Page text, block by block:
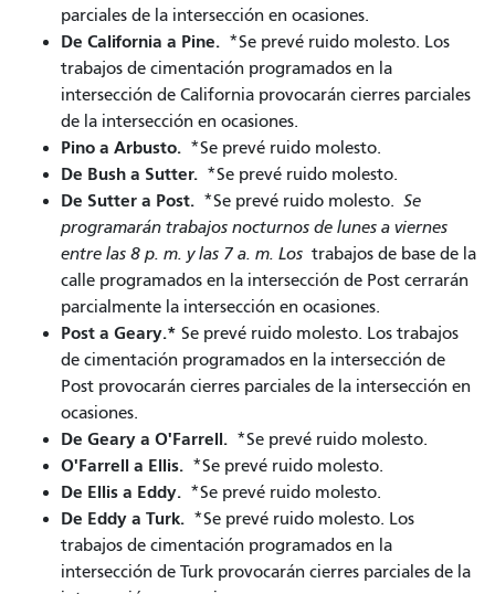
parciales de la intersección en ocasiones.
De California a Pine. *Se prevé ruido molesto. Los
trabajos de cimentación programados en la
intersección de California provocarán cierres parciales
de la intersección en ocasiones.
Pino a Arbusto. *Se prevé ruido molesto.
De Bush a Sutter. *Se prevé ruido molesto.
De Sutter a Post. *Se prevé ruido molesto. Se
programarán trabajos nocturnos de lunes a viernes
entre las 8 p. m. y las 7 a. m. Los trabajos de base de la
calle programados en la intersección de Post cerrarán
parcialmente la intersección en ocasiones.
Post a Geary.* Se prevé ruido molesto. Los trabajos
de cimentación programados en la intersección de
Post provocarán cierres parciales de la intersección en
ocasiones.
De Geary a O'Farrell. *Se prevé ruido molesto.
O'Farrell a Ellis. *Se prevé ruido molesto.
De Ellis a Eddy. *Se prevé ruido molesto.
De Eddy a Turk. *Se prevé ruido molesto. Los
trabajos de cimentación programados en la
intersección de Turk provocarán cierres parciales de la